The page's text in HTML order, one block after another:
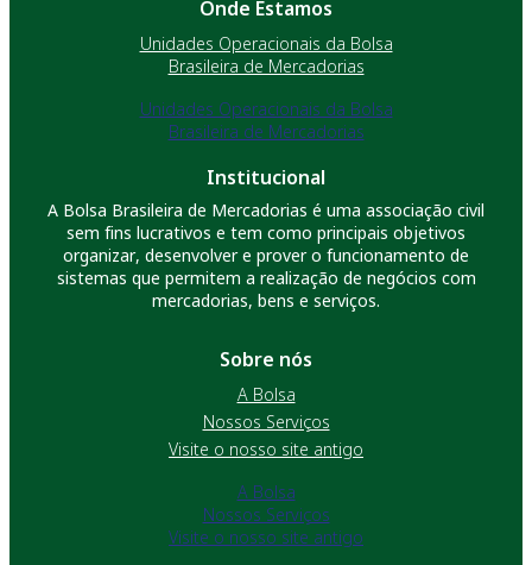
Onde Estamos
Unidades Operacionais da Bolsa
Brasileira de Mercadorias
Unidades Operacionais da Bolsa
Brasileira de Mercadorias
Institucional
A Bolsa Brasileira de Mercadorias é uma associação civil
sem fins lucrativos e tem como principais objetivos
organizar, desenvolver e prover o funcionamento de
sistemas que permitem a realização de negócios com
mercadorias, bens e serviços.
Sobre nós
A Bolsa
Nossos Serviços
Visite o nosso site antigo
A Bolsa
Nossos Serviços
Visite o nosso site antigo